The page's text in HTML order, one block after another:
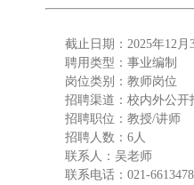
截止日期：2025年12月
聘用类型：事业编制
岗位类别：教师岗位
招聘渠道：校内外公开
招聘职位：教授/讲师
招聘人数：6人
联系人：吴老师
联系电话：021-